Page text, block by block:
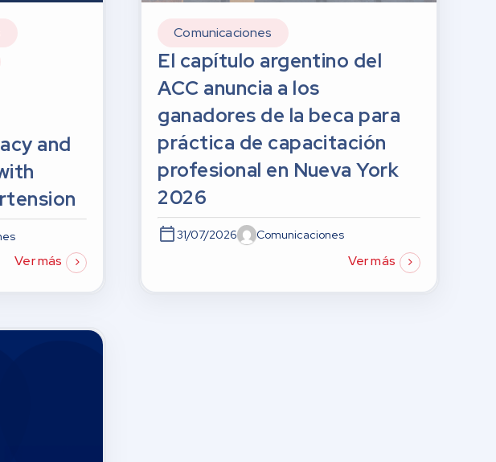
and
Ver más
Comunicaciones
El capítulo argentino del
ACC anuncia a los
ganadores de la beca para
práctica de capacitación
profesional en Nueva York
2026
31/07/2026 Comunicaciones
Ver más